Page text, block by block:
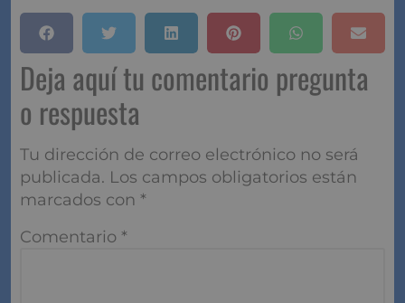
Deja aquí tu comentario pregunta
o respuesta
Tu dirección de correo electrónico no será
publicada. Los campos obligatorios están
marcados con *
Comentario *